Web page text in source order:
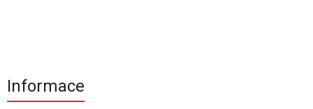
Informace